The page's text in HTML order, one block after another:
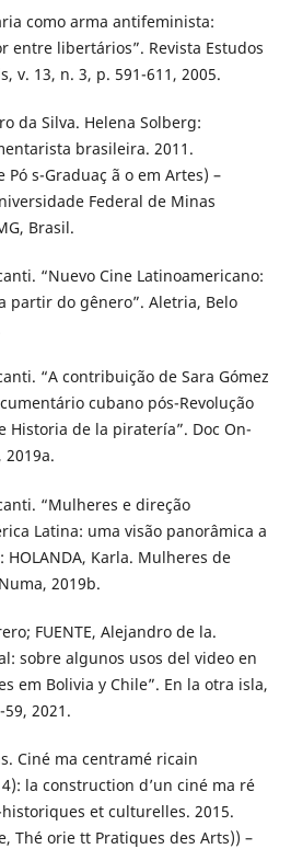
como arma antifeminista:
entre libertários”. Revista Estudos
v. 13, n. 3, p. 591-611, 2005.
da Silva. Helena Solberg:
brasileira. 2011.
s-Graduaç ã o em Artes) –
Federal de Minas
Brasil.
“Nuevo Cine Latinoamericano:
partir do gênero”. Aletria, Belo
“A contribuição de Sara Gómez
cubano pós-Revolução
Historia de la piratería”. Doc On-
2019a.
“Mulheres e direção
Latina: uma visão panorâmica a
Karla. Mulheres de
2019b.
FUENTE, Alejandro de la.
sobre algunos usos del video en
em Bolivia y Chile”. En la otra isla,
2021.
Ciné ma centramé ricain
la construction d’un ciné ma ré
et culturelles. 2015.
Thé orie tt Pratiques des Arts)) –